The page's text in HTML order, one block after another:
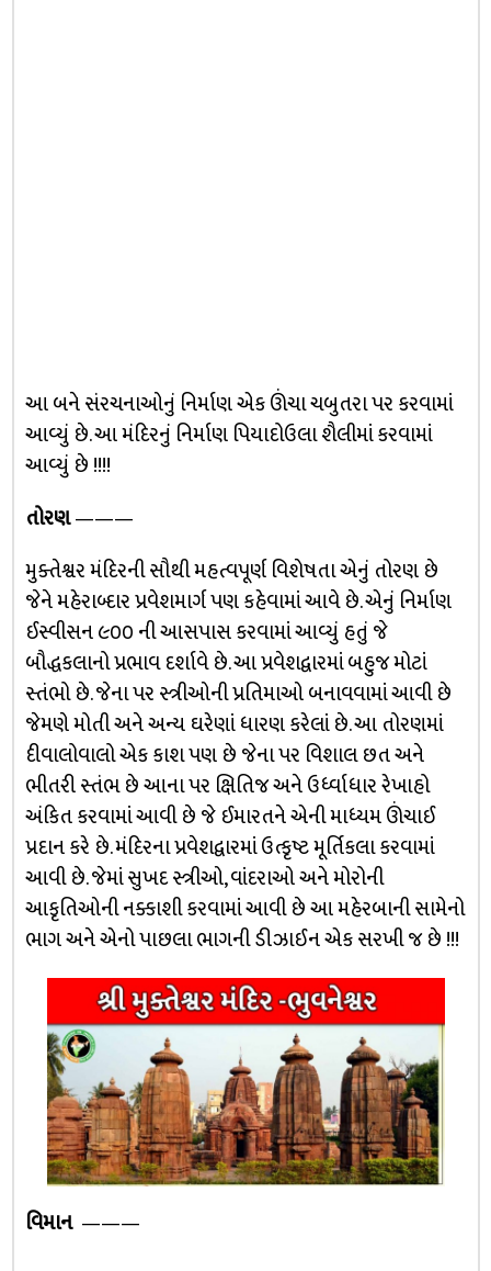
આ બને સંરચનાઓનું નિર્માણ એક ઊંચા ચબુતરા પર કરવામાં
આવ્યું છે. આ મંદિરનું નિર્માણ પિયાદોઉલા શૈલીમાં કરવામાં
આવ્યું છે !!!!
તોરણ———
મુક્તેશ્વર મંદિરની સૌથી મહત્વપૂર્ણ વિશેષતા એનું તોરણ છે
જેને મહેરાબ્દાર પ્રવેશમાર્ગ પણ કહેવામાં આવે છે. એનું નિર્માણ
ઈસ્વીસન ૯૦૦ ની આસપાસ કરવામાં આવ્યું હતું જે
બૌદ્ધકલાનો પ્રભાવ દર્શાવે છે. આ પ્રવેશદ્વારમાં બહુજ મોટાં
સ્તંભો છે. જેના પર સ્ત્રીઓની પ્રતિમાઓ બનાવવામાં આવી છે
જેમણે મોતી અને અન્ય ઘરેણાં ધારણ કરેલાં છે. આ તોરણમાં
દીવાલોવાલો એક કાશ પણ છે જેના પર વિશાલ છત અને
ભીતરી સ્તંભ છે આના પર ક્ષિતિજ અને ઉર્ધ્વાધાર રેખાહો
અંકિત કરવામાં આવી છે જે ઈમારતને એની માધ્યમ ઊંચાઈ
પ્રદાન કરે છે. મંદિરના પ્રવેશદ્વારમાં ઉત્કૃષ્ટ મૂર્તિકલા કરવામાં
આવી છે. જેમાં સુખદ સ્ત્રીઓ, વાંદરાઓ અને મોરોની
આકૃતિઓની નક્કાશી કરવામાં આવી છે આ મહેરબાની સામેનો
ભાગ અને એનો પાછલા ભાગની ડીઝાઈન એક સરખી જ છે !!!
વિમાન———